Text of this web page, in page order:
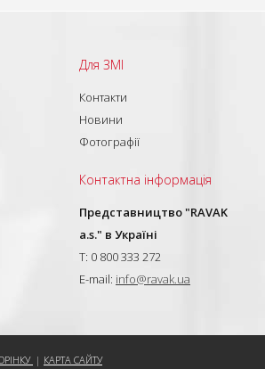
Для ЗМІ
Контакти
Новини
Фотографії
Контактна інформація
Представництво "RAVAK
a.s." в Україні
T: 0 800 333 272
E-mail: info@ravak.ua
| КАРТА САЙТУ